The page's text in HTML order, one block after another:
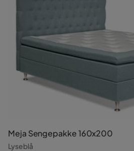
Meja Sengepakke 160x200
Lyseblå